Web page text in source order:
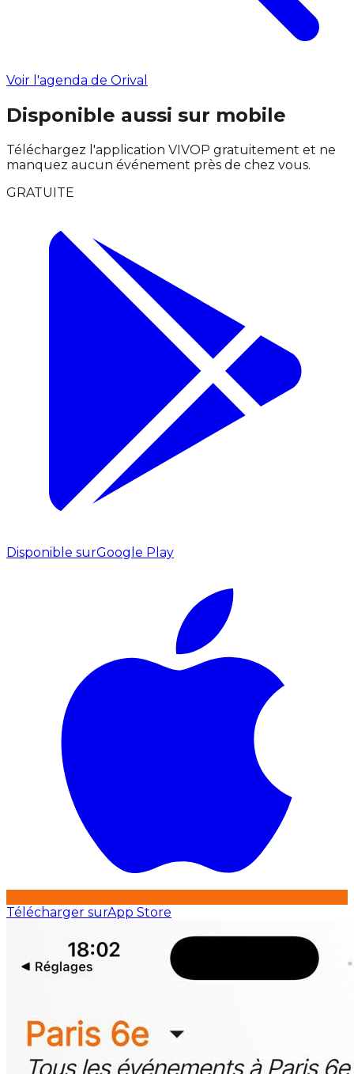
Voir l'agenda de Orival
Disponible aussi sur mobile
Téléchargez l'application VIVOP gratuitement et ne
manquez aucun événement près de chez vous.
GRATUITE
Disponible surGoogle Play
Télécharger surApp Store